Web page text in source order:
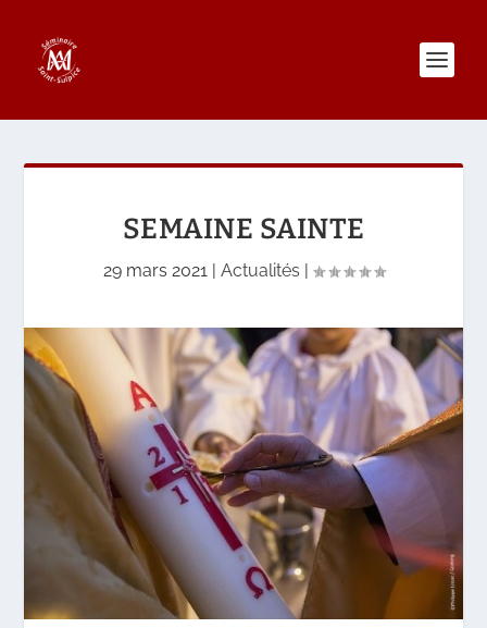
SEMAINE SAINTE
29 mars 2021| Actualités |